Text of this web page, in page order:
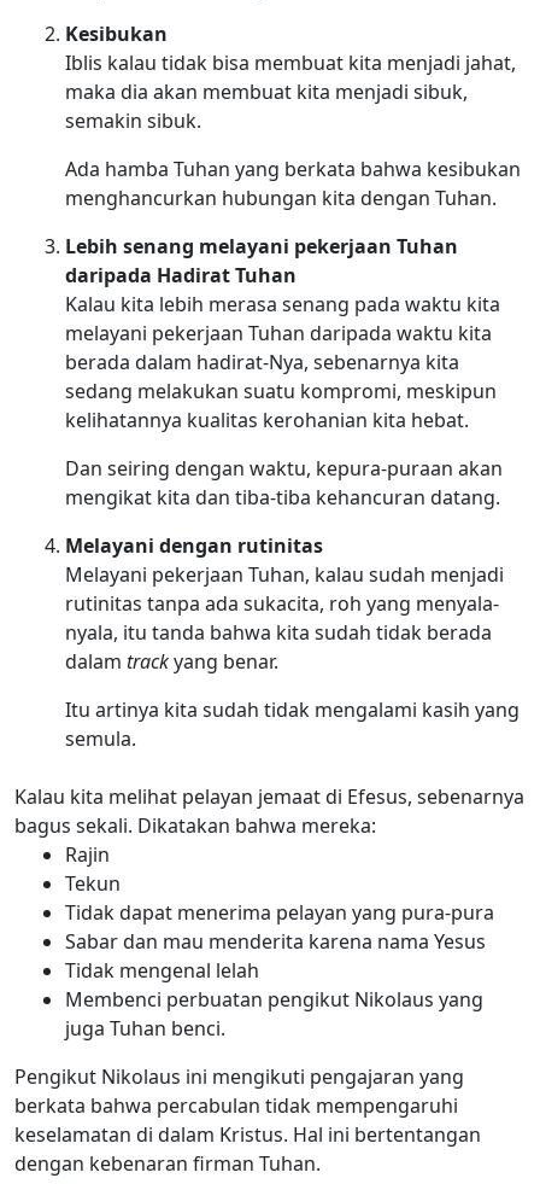
Kesibukan
Iblis kalau tidak bisa membuat kita menjadi jahat,
maka dia akan membuat kita menjadi sibuk,
semakin sibuk.
Ada hamba Tuhan yang berkata bahwa kesibukan
menghancurkan hubungan kita dengan Tuhan.
Lebih senang melayani pekerjaan Tuhan
daripada Hadirat Tuhan
Kalau kita lebih merasa senang pada waktu kita
melayani pekerjaan Tuhan daripada waktu kita
berada dalam hadirat-Nya, sebenarnya kita
sedang melakukan suatu kompromi, meskipun
kelihatannya kualitas kerohanian kita hebat.
Dan seiring dengan waktu, kepura-puraan akan
mengikat kita dan tiba-tiba kehancuran datang.
Melayani dengan rutinitas
Melayani pekerjaan Tuhan, kalau sudah menjadi
rutinitas tanpa ada sukacita, roh yang menyala-
nyala, itu tanda bahwa kita sudah tidak berada
dalam trackyang benar.
Itu artinya kita sudah tidak mengalami kasih yang
semula.
Kalau kita melihat pelayan jemaat di Efesus, sebenarnya
bagus sekali. Dikatakan bahwa mereka:
Rajin
Tekun
Tidak dapat menerima pelayan yang pura-pura
Sabar dan mau menderita karena nama Yesus
Tidak mengenal lelah
Membenci perbuatan pengikut Nikolaus yang
juga Tuhan benci.
Pengikut Nikolaus ini mengikuti pengajaran yang
berkata bahwa percabulan tidak mempengaruhi
keselamatan di dalam Kristus. Hal ini bertentangan
dengan kebenaran firman Tuhan.